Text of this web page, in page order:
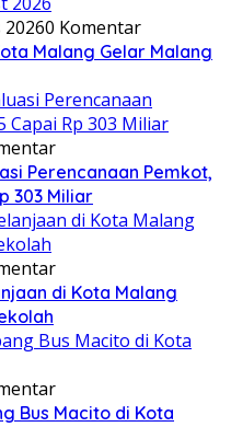
0 Komentar
Malang Gelar Malang
Perencanaan Pemkot,
303 Miliar
di Kota Malang
Bus Macito di Kota